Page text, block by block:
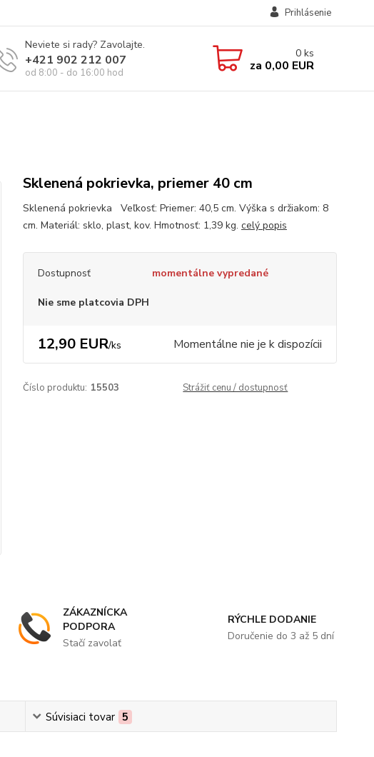
Prihlásenie
Neviete si rady? Zavolajte.
+421 902 212 007
od 8:00 - do 16:00 hod
0 ks
za 0,00 EUR
Sklenená pokrievka, priemer 40 cm
Sklenená pokrievka Veľkosť: Priemer: 40,5 cm. Výška s držiakom: 8
cm. Materiál: sklo, plast, kov. Hmotnosť: 1,39 kg. celý popis
Dostupnosť momentálne vypredané
Nie sme platcovia DPH
12,90 EUR/ks Momentálne nie je k dispozícii
Číslo produktu: 15503 Strážiť cenu / dostupnosť
ZÁKAZNÍCKA
PODPORA
Stačí zavolať
RÝCHLE DODANIE
Doručenie do 3 až 5 dní
Súvisiaci tovar 5